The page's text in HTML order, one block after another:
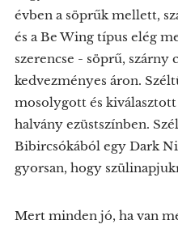
évben a söprűk mellett,
és a Be Wing típus elég
szerencse - söprű, szárny
kedvezményes áron.
mosolygott és
halvány ezüstszínben.
Bibircsókából egy Dark
gyorsan, hogy
Mert minden jó, ha van